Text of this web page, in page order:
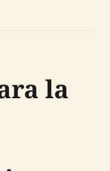
la